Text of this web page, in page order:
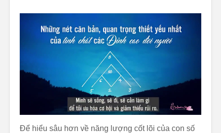
Để hiểu sâu hơn về năng lượng cốt lõi của con số